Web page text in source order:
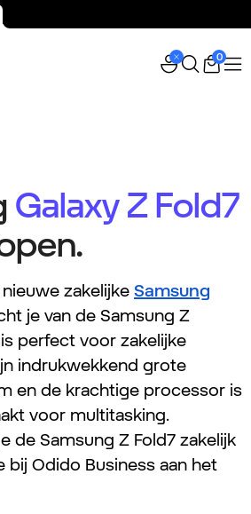
0
Galaxy Z Fold7
zakelijke Samsung
je van de Samsung Z
perfect voor zakelijke
indrukwekkend grote
en de krachtige processor is
voor multitasking.
de Samsung Z Fold7 zakelijk
bij Odido Business aan het